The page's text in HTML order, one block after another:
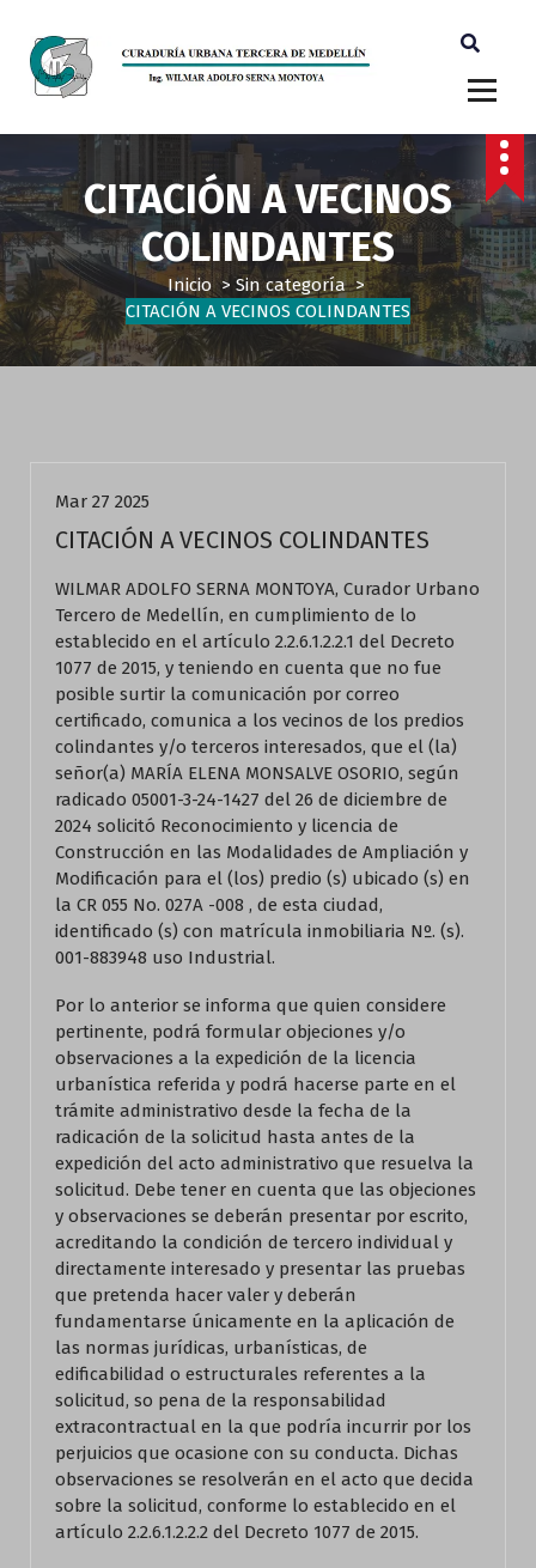
CITACIÓN A VECINOS
COLINDANTES
Inicio>Sin categoría>
CITACIÓN A VECINOS COLINDANTES
Mar 27 2025
CITACIÓN A VECINOS COLINDANTES
WILMAR ADOLFO SERNA MONTOYA, Curador Urbano
Tercero de Medellín, en cumplimiento de lo
establecido en el artículo 2.2.6.1.2.2.1 del Decreto
1077 de 2015, y teniendo en cuenta que no fue
posible surtir la comunicación por correo
certificado, comunica a los vecinos de los predios
colindantes y/o terceros interesados, que el (la)
señor(a) MARÍA ELENA MONSALVE OSORIO, según
radicado 05001-3-24-1427 del 26 de diciembre de
2024 solicitó Reconocimiento y licencia de
Construcción en las Modalidades de Ampliación y
Modificación para el (los) predio (s) ubicado (s) en
la CR 055 No. 027A -008 , de esta ciudad,
identificado (s) con matrícula inmobiliaria Nº. (s).
001-883948 uso Industrial.
Por lo anterior se informa que quien considere
pertinente, podrá formular objeciones y/o
observaciones a la expedición de la licencia
urbanística referida y podrá hacerse parte en el
trámite administrativo desde la fecha de la
radicación de la solicitud hasta antes de la
expedición del acto administrativo que resuelva la
solicitud. Debe tener en cuenta que las objeciones
y observaciones se deberán presentar por escrito,
acreditando la condición de tercero individual y
directamente interesado y presentar las pruebas
que pretenda hacer valer y deberán
fundamentarse únicamente en la aplicación de
las normas jurídicas, urbanísticas, de
edificabilidad o estructurales referentes a la
solicitud, so pena de la responsabilidad
extracontractual en la que podría incurrir por los
perjuicios que ocasione con su conducta. Dichas
observaciones se resolverán en el acto que decida
sobre la solicitud, conforme lo establecido en el
artículo 2.2.6.1.2.2.2 del Decreto 1077 de 2015.